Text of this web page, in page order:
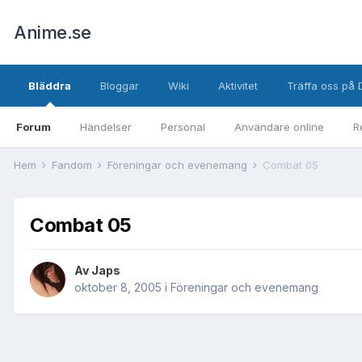
Anime.se
Bläddra
Forum Händelser Personal Användare online
Bloggar Wiki Aktivitet Träffa oss på
Hem Fandom Föreningar och evenemang Combat 05
Combat 05
Av Japs
oktober 8, 2005 i Föreningar och evenemang